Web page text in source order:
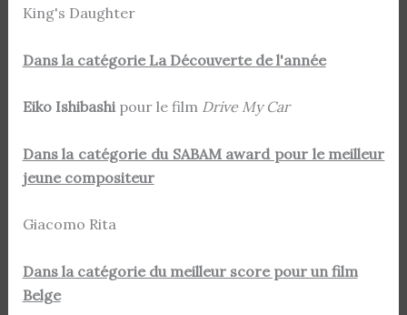
King's Daughter
Dans la catégorie La Découverte de l'année
Eiko Ishibashipour le filmDrive My Car
Dans la catégorie du SABAM award pour le meilleur
jeune compositeur
Giacomo Rita
Dans la catégorie du meilleur score pour un film
Belge